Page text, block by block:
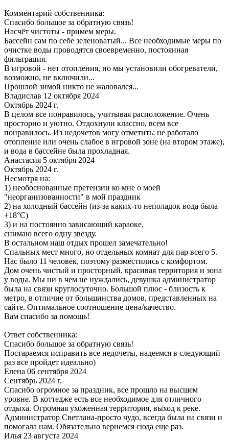
Комментарий собственника:
Спасибо большое за обратную связь!
Насчёт чистоты - примем меры.
Бассейн сам по себе зеленоватый... Все необходимые меры по
очистке воды проводятся своевременно, постоянная
фильтрация.
В игровой - нет отопления, но мы установили обогреватели,
возможно, не включили...
Прошлой зимой никто не жаловался...
Владислав 12 октября 2024
Октябрь 2024 г.
В целом все понравилось, учитывая расположение. Очень
просторно и уютно. Отдохнули классно, всем все
понравилось. Из недочетов могу отметить: не работало
отопление или очень слабое в игровой зоне (на втором этаже),
и вода в бассейне была прохладная.
Анастасия 5 октября 2024
Октябрь 2024 г.
Несмотря на:
1) необоснованные претензии ко мне о моей
"неорганизованности" в мой праздник
2) на холодный бассейн (из-за каких-то неполадок вода была
+18°С)
3) и на постоянно зависающий караоке,
снимаю всего одну звезду.
В остальном наш отдых прошел замечательно!
Спальных мест много, но отдельных комнат для пар всего 5.
Нас было 11 человек, поэтому разместились с комфортом.
Дом очень чистый и просторный, красивая территория и зона
у воды. Мы ни в чем не нуждались, девушка администратор
была на связи круглосуточно. Большой плюс - близость к
метро, в отличие от большинства домов, представленных на
сайте. Оптимальное соотношение цена/качество.
Вам спасибо за помощь!
Ответ собственника:
Спасибо большое за обратную связь!
Постараемся исправить все недочеты, надеемся в следующий
раз все пройдет идеально)
Елена 06 сентября 2024
Сентябрь 2024 г.
Спасибо огромное за праздник, все прошло на высшем
уровне. В коттедже есть все необходимое для отличного
отдыха. Огромная ухоженная территория, выход к реке.
Администратор Светлана-просто чудо, всегда была на связи и
помогала нам. Обязательно вернемся сюда еще раз.
Илья 23 августа 2024